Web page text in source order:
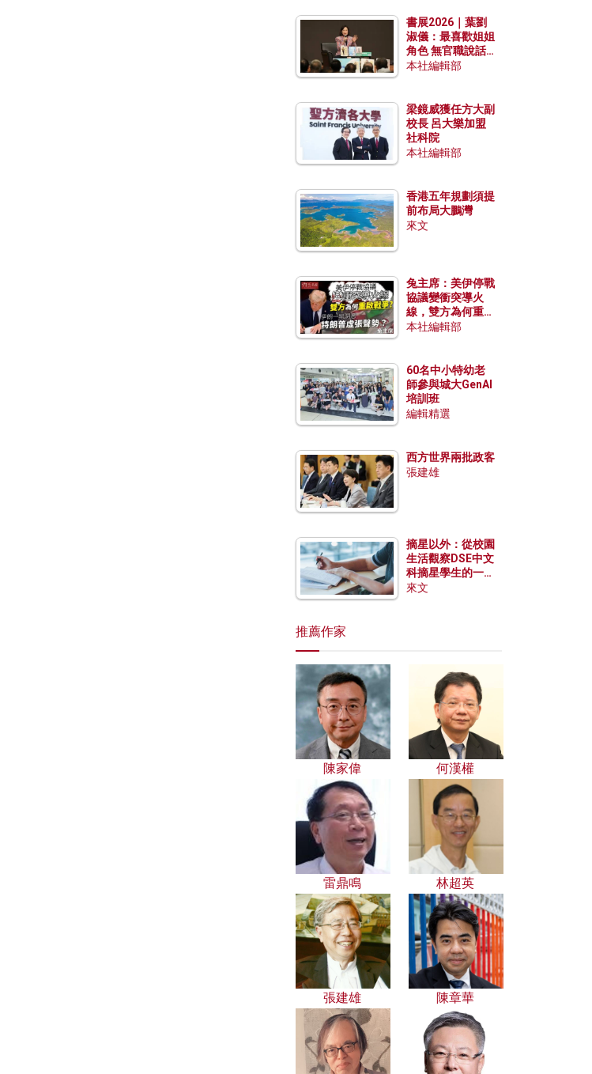
書展2026｜葉劉
淑儀：最喜歡姐姐
角色 無官職說話
包袱少
本社編輯部
梁鏡威獲任方大副
校長 呂大樂加盟
社科院
本社編輯部
香港五年規劃須提
前布局大鵬灣
來文
兔主席：美伊停戰
協議變衝突導火
線，雙方為何重啟
戰爭？伊朗一早洞
本社編輯部
60名中小特幼老
師參與城大GenAI
培訓班
編輯精選
西方世界兩批政客
張建雄
摘星以外：從校園
生活觀察DSE中文
科摘星學生的一點
特質
來文
推薦作家
陳家偉 何漢權
雷鼎鳴 林超英
張建雄 陳章華